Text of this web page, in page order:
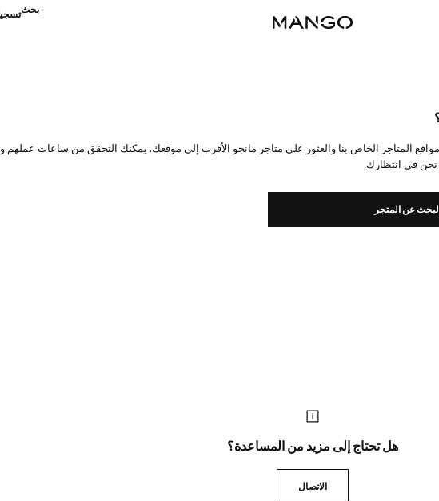
بحث
المتاجر الخاص بنا والعثور على متاجر مانجو الأقرب إلى موقعك. يمكنك التحقق من ساعات عملهم
نحن في انتظارك.
عن المتجر
هل تحتاج إلى مزيد من المساعدة؟
الاتصال